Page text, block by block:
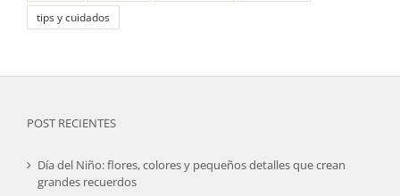
tips y cuidados
POST RECIENTES
Día del Niño: flores, colores y pequeños detalles que crean
grandes recuerdos